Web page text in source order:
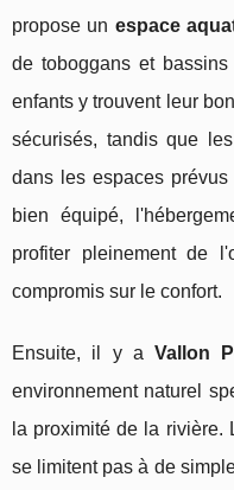
propose un espace
de toboggans et
enfants y trouvent leur
sécurisés, tandis que
dans les espaces
bien équipé,
profiter pleinement de
compromis sur le confort.
Ensuite, il y aVallon
environnement naturel
la proximité de la rivière.
se limitent pas à de